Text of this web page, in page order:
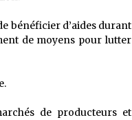
bénéficier d’aides durant
de moyens pour lutter
de producteurs et